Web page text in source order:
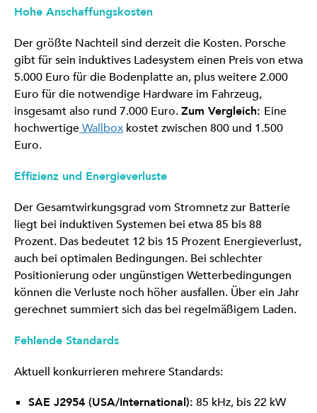
Hohe Anschaffungskosten
Der größte Nachteil sind derzeit die Kosten. Porsche
gibt für sein induktives Ladesystem einen Preis von etwa
5.000 Euro für die Bodenplatte an, plus weitere 2.000
Euro für die notwendige Hardware im Fahrzeug,
insgesamt also rund 7.000 Euro.Zum Vergleich: Eine
hochwertigeWallbox kostet zwischen 800 und 1.500
Euro.
Effizienz und Energieverluste
Der Gesamtwirkungsgrad vom Stromnetz zur Batterie
liegt bei induktiven Systemen bei etwa 85 bis 88
Prozent. Das bedeutet 12 bis 15 Prozent Energieverlust,
auch bei optimalen Bedingungen. Bei schlechter
Positionierung oder ungünstigen Wetterbedingungen
können die Verluste noch höher ausfallen. Über ein Jahr
gerechnet summiert sich das bei regelmäßigem Laden.
Fehlende Standards
Aktuell konkurrieren mehrere Standards:
SAE J2954 (USA/International): 85 kHz, bis 22 kW